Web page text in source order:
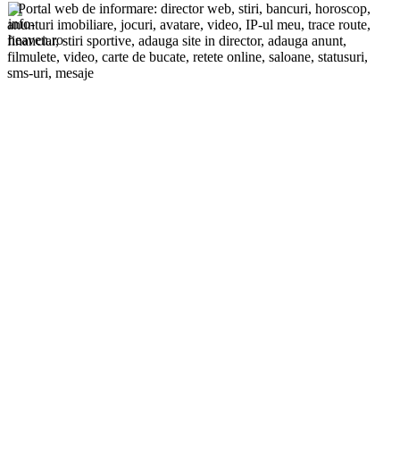
Portal web de informare: director web, stiri, bancuri, horoscop,
anunturi imobiliare, jocuri, avatare, video, IP-ul meu, trace route,
financiar, stiri sportive, adauga site in director, adauga anunt,
filmulete, video, carte de bucate, retete online, saloane, statusuri,
sms-uri, mesaje